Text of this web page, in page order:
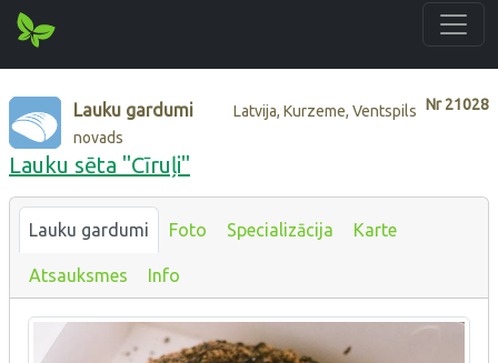
Nr21028
Lauku gardumi
Latvija, Kurzeme, Ventspils
novads
Lauku sēta "Cīruļi"
Lauku gardumi Foto Specializācija Karte
Atsauksmes Info